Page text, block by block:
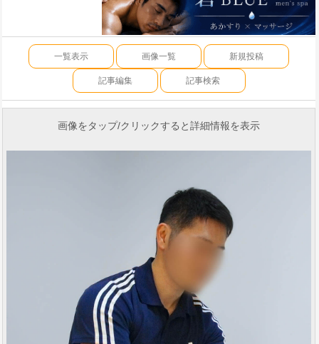
一覧表示 画像一覧 新規投稿
記事編集 記事検索
画像をタップ/クリックすると詳細情報を表示